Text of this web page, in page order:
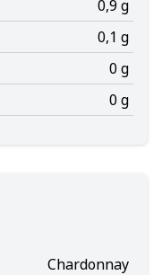
0,9 g
0,1 g
0 g
0 g
Chardonnay